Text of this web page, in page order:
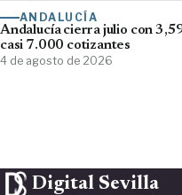
ANDALUCÍA
Andalucía cierra julio con
casi 7.000 cotizantes
4 de agosto de 2026
Digital Sevilla